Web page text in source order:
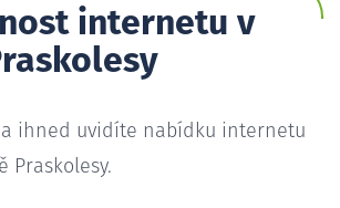
internetu v
ihned uvidíte nabídku internetu
Praskolesy.